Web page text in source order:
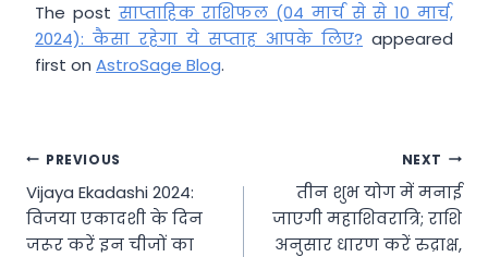
The post साप्ताहिक राशिफल (04 मार्च से से 10 मार्च,
2024): कैसा रहेगा ये सप्ताह आपके लिए? appeared
first on AstroSage Blog.
Post
navigation
PREVIOUS
Vijaya Ekadashi 2024:
विजया एकादशी के दिन
जरूर करें इन चीजों का
NEXT
तीन शुभ योग में मनाई
जाएगी महाशिवरात्रि; राशि
अनुसार धारण करें रुद्राक्ष,